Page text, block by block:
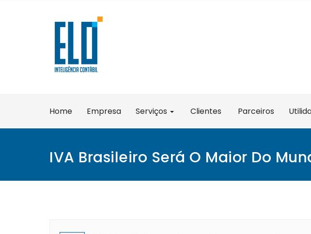
Home Empresa Serviços Clientes Parceiros
IVA Brasileiro Será O Maior Do